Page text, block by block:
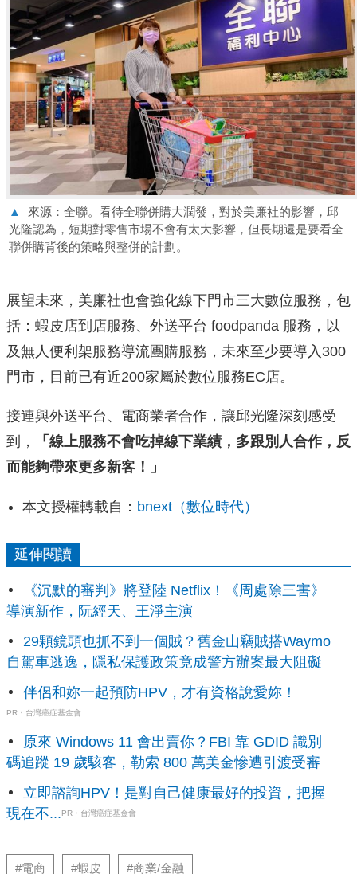
▲
來源：全聯。看待全聯併購大潤發，對於美廉社的影響，邱
光隆認為，短期對零售市場不會有太大影響，但長期還是要看全
聯併購背後的策略與整併的計劃。
展望未來，美廉社也會強化線下門市三大數位服務，包
括：蝦皮店到店服務、外送平台 foodpanda 服務，以
及無人便利架服務導流團購服務，未來至少要導入300
門市，目前已有近200家屬於數位服務EC店。
接連與外送平台、電商業者合作，讓邱光隆深刻感受
到，
「線上服務不會吃掉線下業績，多跟別人合作，反
而能夠帶來更多新客！」
本文授權轉載自： bnext（數位時代）
延伸閱讀
《沉默的審判》將登陸 Netflix！《周處除三害》
導演新作，阮經天、王淨主演
29顆鏡頭也抓不到一個賊？舊金山竊賊搭Waymo
自駕車逃逸，隱私保護政策竟成警方辦案最大阻礙
伴侶和妳一起預防HPV，才有資格說愛妳！
PR・台灣癌症基金會
原來 Windows 11 會出賣你？FBI 靠 GDID 識別
碼追蹤 19 歲駭客，勒索 800 萬美金慘遭引渡受審
立即諮詢HPV！是對自己健康最好的投資，把握
現在不...PR・台灣癌症基金會
#電商 #蝦皮 #商業/金融